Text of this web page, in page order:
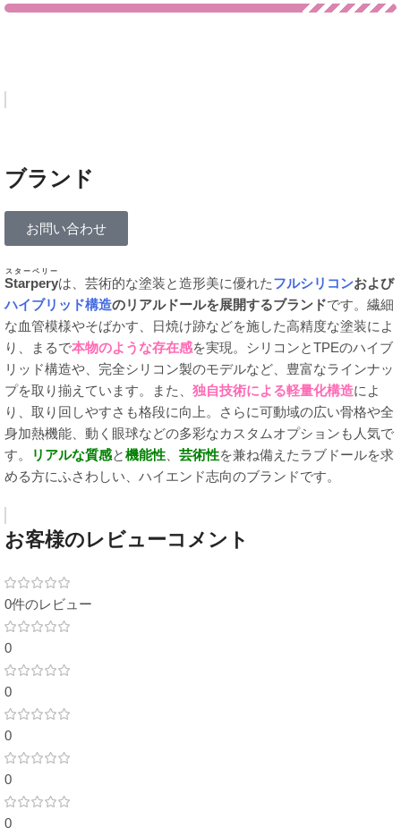
ブランド
お問い合わせ
Starpery
スターペリー
は、芸術的な塗装と造形美に優れたフルシリコンおよび
ハイブリッド構造のリアルドールを展開するブランドです。繊細
な血管模様やそばかす、日焼け跡などを施した高精度な塗装によ
り、まるで本物のような存在感を実現。シリコンとTPEのハイブ
リッド構造や、完全シリコン製のモデルなど、豊富なラインナッ
プを取り揃えています。また、 独自技術による軽量化構造によ
り、取り回しやすさも格段に向上。さらに可動域の広い骨格や全
身加熱機能、動く眼球などの多彩なカスタムオプションも人気で
す。
リアルな質感と機能性 芸術性を兼ね備えたラブドールを求
める方にふさわしい、ハイエンド志向のブランドです。
お客様のレビューコメント
0件のレビュー
0
0
0
0
0